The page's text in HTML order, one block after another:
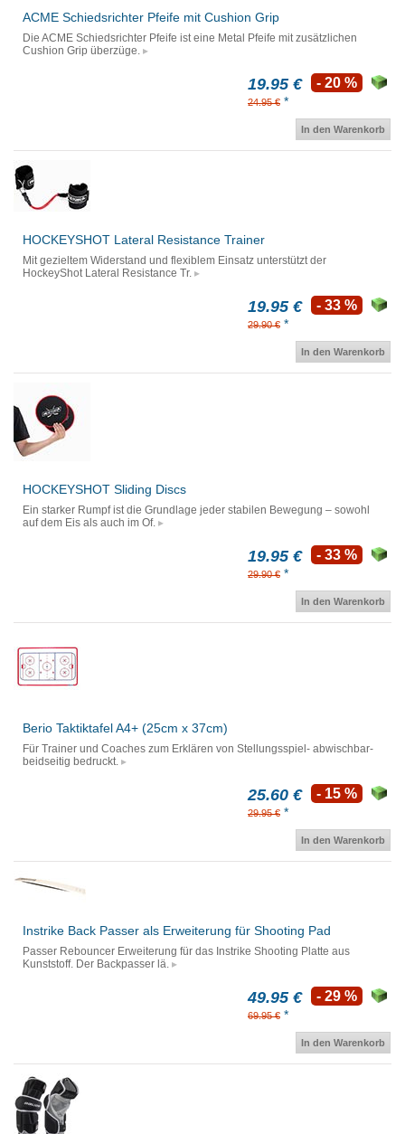
ACME Schiedsrichter Pfeife mit Cushion Grip
Die ACME Schiedsrichter Pfeife ist eine Metal Pfeife mit zusätzlichen
Cushion Grip überzüge.
19.95 €
24.95 € *
- 20 %
In den Warenkorb
HOCKEYSHOT Lateral Resistance Trainer
Mit gezieltem Widerstand und flexiblem Einsatz unterstützt der
HockeyShot Lateral Resistance Tr.
19.95 €
29.90 € *
- 33 %
In den Warenkorb
HOCKEYSHOT Sliding Discs
Ein starker Rumpf ist die Grundlage jeder stabilen Bewegung – sowohl
auf dem Eis als auch im Of.
19.95 €
29.90 € *
- 33 %
In den Warenkorb
Berio Taktiktafel A4+ (25cm x 37cm)
Für Trainer und Coaches zum Erklären von Stellungsspiel- abwischbar-
beidseitig bedruckt.
25.60 €
29.95 € *
- 15 %
In den Warenkorb
Instrike Back Passer als Erweiterung für Shooting Pad
Passer Rebouncer Erweiterung für das Instrike Shooting Platte aus
Kunststoff. Der Backpasser lä.
49.95 €
69.95 € *
- 29 %
In den Warenkorb